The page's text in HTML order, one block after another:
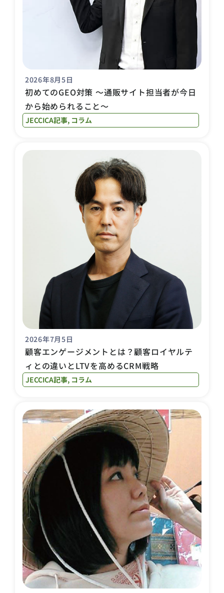
2026年8月5日
初めてのGEO対策 〜通販サイト担当者が今日
から始められること〜
JECCICA記事, コラム
2026年7月5日
顧客エンゲージメントとは？顧客ロイヤルテ
ィとの違いとLTVを高めるCRM戦略
JECCICA記事, コラム